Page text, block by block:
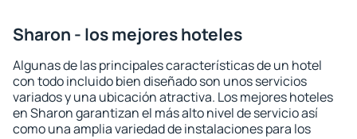
Sharon - los mejores hoteles
Algunas de las principales características de un hotel
con todo incluido bien diseñado son unos servicios
variados y una ubicación atractiva. Los mejores hoteles
en Sharon garantizan el más alto nivel de servicio así
como una amplia variedad de instalaciones para los